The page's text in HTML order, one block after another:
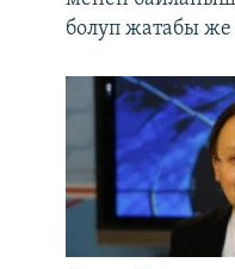
болуп жатабы же